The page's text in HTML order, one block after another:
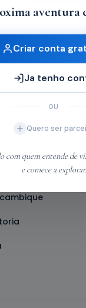
Veja onde
Móvel nesta
ECOTURISMO
da
Ofícios Criativos
ao
aventura
Criar conta
Ja tenho
OU
Quero ser
com quem entende de
e comece a explorar.